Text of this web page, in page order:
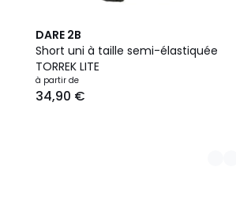
DARE 2B
Short uni à taille semi-élastiquée
TORREK LITE
à partir de
34,90 €
2
Couleurs